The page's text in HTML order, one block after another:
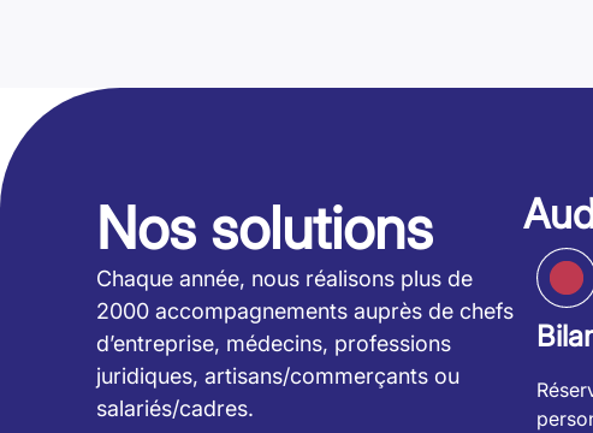
Nos solutions
Chaque année, nous réalisons plus de
2000 accompagnements auprès de chefs
d’entreprise, médecins, professions
juridiques, artisans/commerçants ou
salariés/cadres.